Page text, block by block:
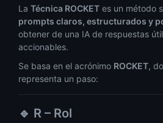
La Técnica ROCKET es un método
prompts claros, estructurados y
obtener de una IA de respuestas
accionables.
Se basa en el acrónimo ROCKET,
representa un paso:
🔹 R – Rol